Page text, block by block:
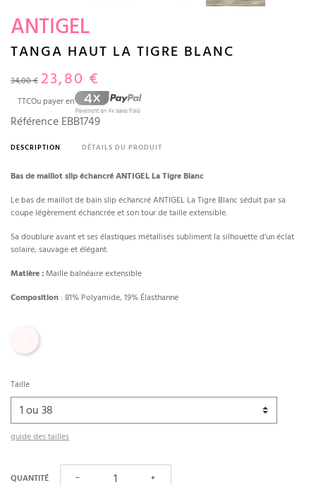
ANTIGEL
TANGA HAUT LA TIGRE BLANC
34,00 € 23,80 €
TTCOu payer en
Référence EBB1749
DESCRIPTION DÉTAILS DU PRODUIT
Bas de maillot slip échancré ANTIGEL La Tigre Blanc
Le bas de maillot de bain slip échancré ANTIGEL La Tigre Blanc séduit par sa
coupe légèrement échancrée et son tour de taille extensible.
Sa doublure avant et ses élastiques métallisés subliment la silhouette d’un éclat
solaire, sauvage et élégant.
Matière : Maille balnéaire extensible
Composition : 81% Polyamide, 19% Élasthanne
Imprimé
Taille
guide des tailles
QUANTITÉ − +